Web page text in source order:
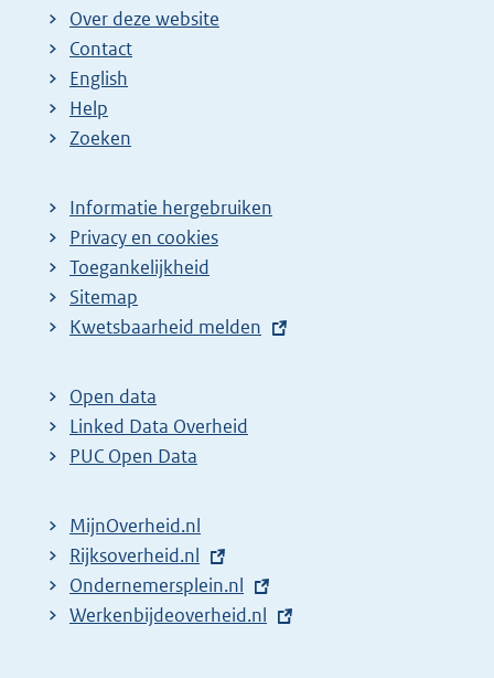
Over deze website
Contact
English
Help
Zoeken
Informatie hergebruiken
Privacy en cookies
Toegankelijkheid
Sitemap
E
t
e
r
l
i
n
k
Kwetsbaarheid melden
Open data
Linked Data Overheid
PUC Open Data
MijnOverheid.nl
E
x
t
Rijksoverheid.nl
E
x
Ondernemersplein.nl
E
Werkenbijdeoverheid.nl